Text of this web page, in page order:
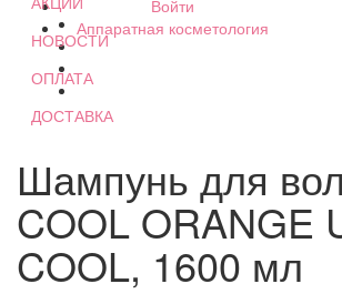
Войти
Аппаратная косметология
НОВОСТИ
ОПЛАТА
ДОСТАВКА
Шампунь для
COOL ORANGE
COOL, 1600 мл